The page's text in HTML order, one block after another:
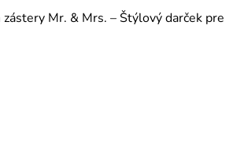
zástery Mr. & Mrs. – Štýlový darček pre